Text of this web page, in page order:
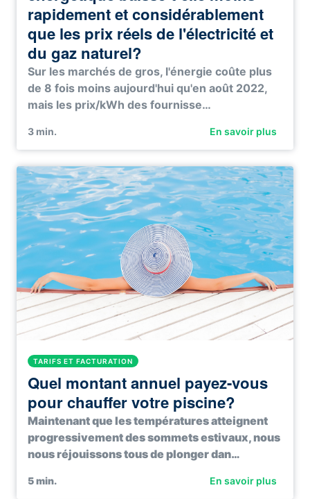
rapidement et considérablement
que les prix réels de l'électricité et
du gaz naturel?
Sur les marchés de gros, l'énergie coûte plus
de 8 fois moins aujourd'hui qu'en août 2022,
mais les prix/kWh des fournisse…
3 min. En savoir plus
TARIFS ET FACTURATION
Quel montant annuel payez-vous
pour chauffer votre piscine?
Maintenant que les températures atteignent
progressivement des sommets estivaux, nous
nous réjouissons tous de plonger dan…
5min. En savoir plus